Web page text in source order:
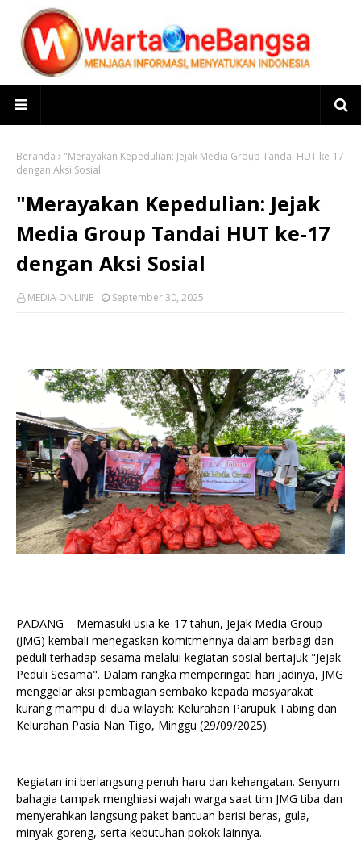
Beranda
"Merayakan Kepedulian: Jejak Media Group Tandai HUT ke-17
dengan Aksi Sosial
"Merayakan Kepedulian: Jejak
Media Group Tandai HUT ke-17
dengan Aksi Sosial
MEDIA ONLINE September 30, 2025
PADANG – Memasuki usia ke-17 tahun, Jejak Media Group
(JMG) kembali menegaskan komitmennya dalam berbagi dan
peduli terhadap sesama melalui kegiatan sosial bertajuk "Jejak
Peduli Sesama". Dalam rangka memperingati hari jadinya, JMG
menggelar aksi pembagian sembako kepada masyarakat
kurang mampu di dua wilayah: Kelurahan Parupuk Tabing dan
Kelurahan Pasia Nan Tigo, Minggu (29/09/2025).
Kegiatan ini berlangsung penuh haru dan kehangatan. Senyum
bahagia tampak menghiasi wajah warga saat tim JMG tiba dan
menyerahkan langsung paket bantuan berisi beras, gula,
minyak goreng, serta kebutuhan pokok lainnya.